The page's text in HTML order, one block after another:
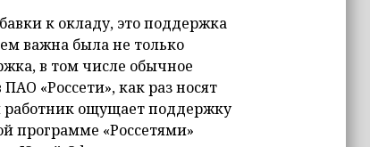
к окладу, это поддержка
важна была не только
в том числе обычное
«Россети», как раз носят
ощущает поддержку
программе «Россетями»